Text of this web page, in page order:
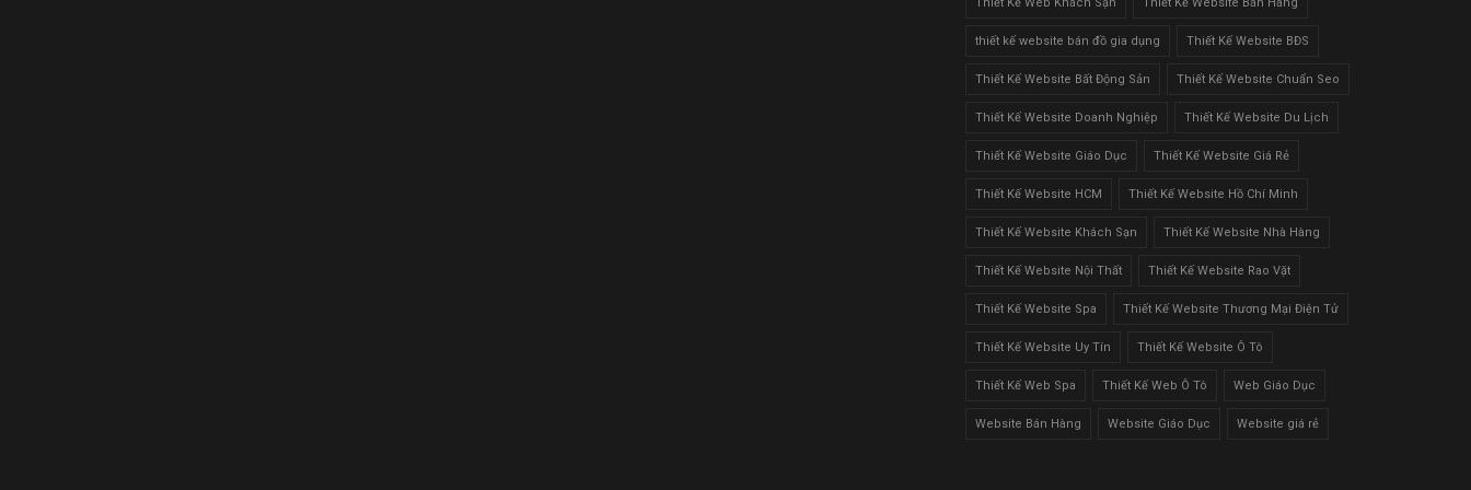
thiết kế website bán đồ gia dụng Thiết Kế Website BĐS
Thiết Kế Website Bất Động Sản Thiết Kế Website Chuẩn Seo
Thiết Kế Website Doanh Nghiệp Thiết Kế Website Du Lịch
Thiết Kế Website Giáo Dục Thiết Kế Website Giá Rẻ
Thiết Kế Website HCM Thiết Kế Website Hồ Chí Minh
Thiết Kế Website Khách Sạn Thiết Kế Website Nhà Hàng
Thiết Kế Website Nội Thất Thiết Kế Website Rao Vặt
Thiết Kế Website Spa Thiết Kế Website Thương Mại Điện Tử
Thiết Kế Website Uy Tín Thiết Kế Website Ô Tô
Thiết Kế Web Spa Thiết Kế Web Ô Tô Web Giáo Dục
Website Bán Hàng Website Giáo Dục Website giá rẻ